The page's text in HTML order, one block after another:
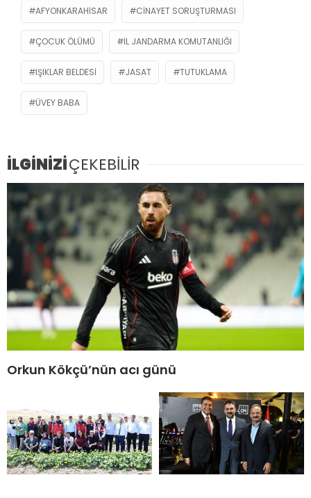
AFYONKARAHISAR CINAYET SORUŞTURMASI
ÇOCUK ÖLÜMÜ İL JANDARMA KOMUTANLIĞI
IŞIKLAR BELDESI JASAT TUTUKLAMA
ÜVEY BABA
İLGİNİZİÇEKEBİLİR
Orkun Kökçü’nün acı günü